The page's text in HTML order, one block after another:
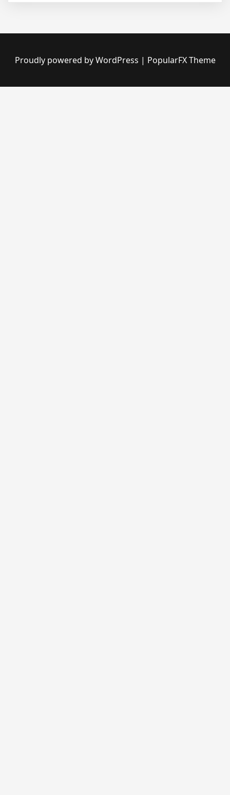
Proudly powered by WordPress | PopularFX Theme